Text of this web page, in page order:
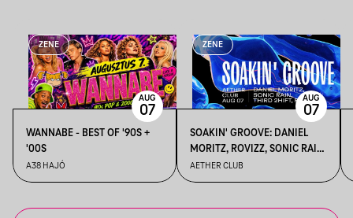
ZENE
WANNABE - BEST OF '90S +
'00S
A38 HAJÓ
AUG
07
ZENE
SOAKIN' GROOVE: DANIEL
MORITZ, ROVIZZ, SONIC RAIN,
THIRD 2HIFT
AETHER CLUB
AUG
07